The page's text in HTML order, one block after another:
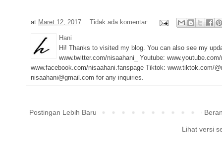
at Maret 12, 2017 Tidak ada komentar:
Hani
Hi! Thanks to visited my blog. You can also see my
www.twitter.com/nisaahani_ Youtube:
www.facebook.com/nisaahani.fanspage Tiktok: www.tiktok.com/
nisaahani@gmail.com for any inquiries.
Postingan Lebih Baru
Lihat versi